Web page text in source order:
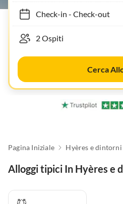
Check-in- Check-out
Cerca
Pagina Iniziale Hyères e dintorni
Alloggi tipici In Hyères e